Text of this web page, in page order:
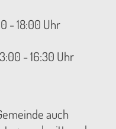
- 18:00 Uhr
- 16:30 Uhr
auch